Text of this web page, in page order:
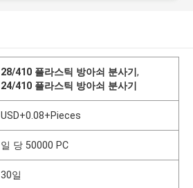
28/410 플라스틱 방아쇠 분사기,
24/410 플라스틱 방아쇠 분사기
USD+0.08+Pieces
일 당 50000 PC
30일